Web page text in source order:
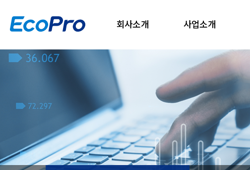
회사소개 사업소개